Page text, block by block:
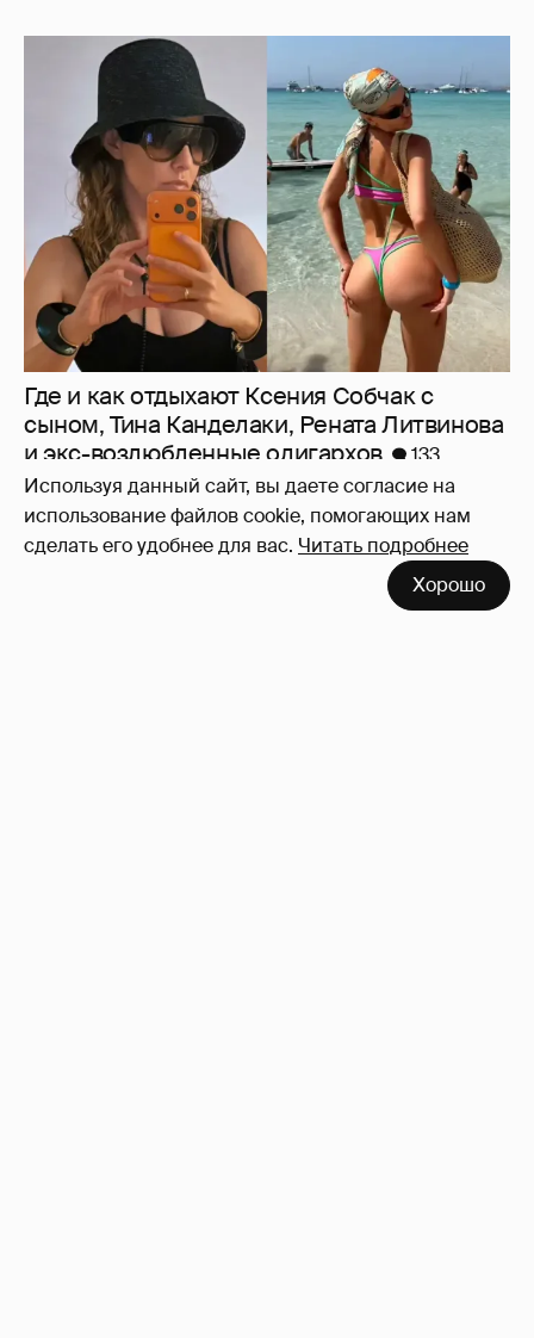
Используя данный сайт, вы даете согласие на
использование файлов cookie, помогающих нам
сделать его удобнее для вас. Читать подробнее
Хорошо
Где и как отдыхают Ксения Собчак с
сыном, Тина Канделаки, Рената Литвинова
и экс-возлюбленные олигархов
133